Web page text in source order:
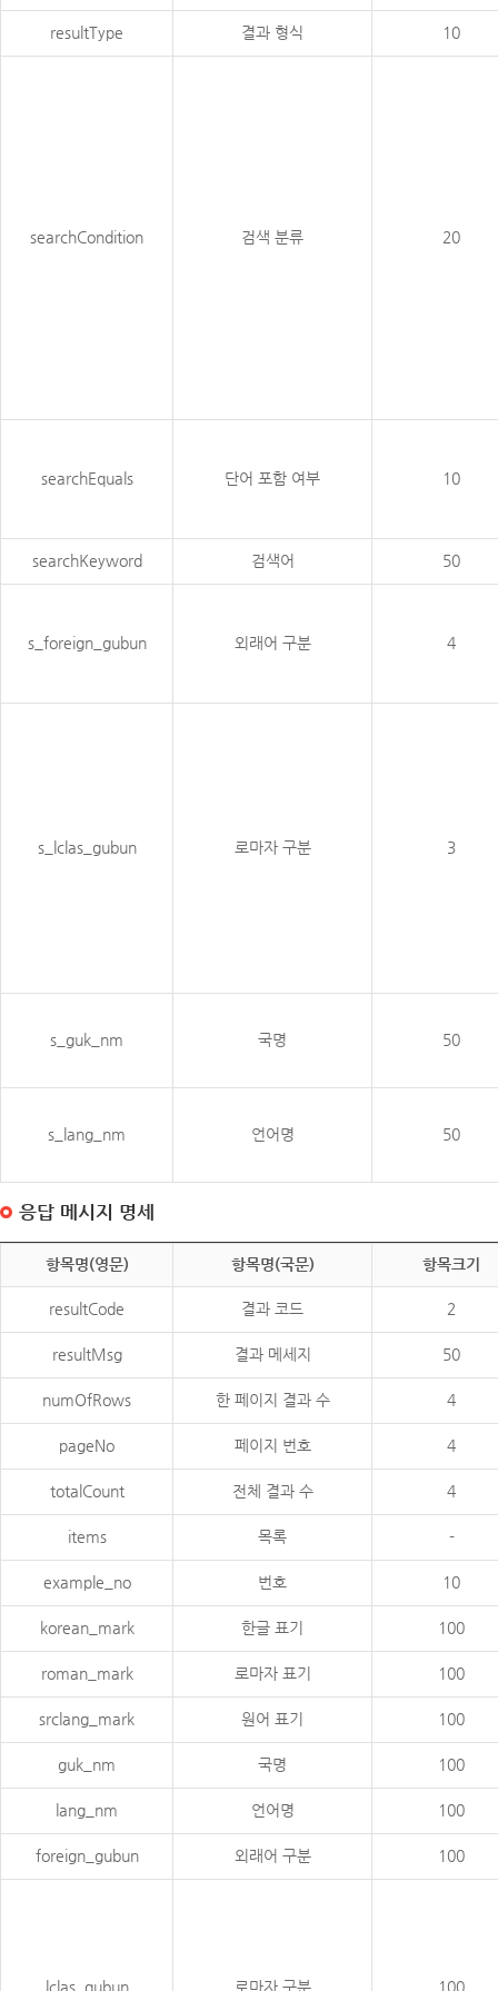
resultType 결과 형식 10
searchCondition 검색 분류 20
searchEquals 단어 포함 여부 10
searchKeyword 검색어 50
s_foreign_gubun 외래어 구분 4
s_lclas_gubun 로마자 구분 3
s_guk_nm 국명 50
s_lang_nm 언어명 50
응답 메시지 명세
항목명(영문) 항목명(국문) 항목크기
resultCode 결과 코드 2
resultMsg 결과 메세지 50
numOfRows 한 페이지 결과 수 4
pageNo 페이지 번호 4
totalCount 전체 결과 수 4
items 목록 -
example_no 번호 10
korean_mark 한글 표기 100
roman_mark 로마자 표기 100
srclang_mark 원어 표기 100
guk_nm 국명 100
lang_nm 언어명 100
foreign_gubun 외래어 구분 100
lclas_gubun 로마자 구분 100